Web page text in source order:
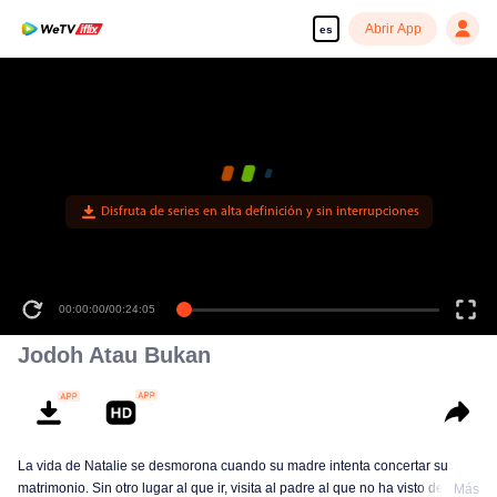
es Abrir App
Disfruta de series en alta definición y sin interrupciones
00:00:00/00:24:05
Jodoh Atau Bukan
La vida de Natalie se desmorona cuando su madre intenta concertar su
matrimonio. Sin otro lugar al que ir, visita al padre al que no ha visto desdeMás